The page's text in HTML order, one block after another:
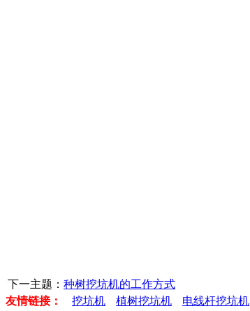
下一主题： 种树挖坑机的工作方式
友情链接：
挖坑机 植树挖坑机 电线杆挖坑机